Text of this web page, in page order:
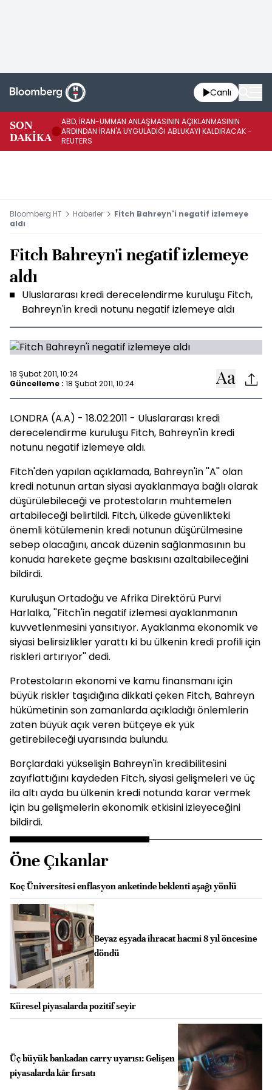
Canlı
SON
DAKİKA
ABD, İRAN-UMMAN ANLAŞMASININ AÇIKLANMASININ
ARDINDAN İRAN'A UYGULADIĞI ABLUKAYI KALDIRACAK -
REUTERS
Bloomberg HT Haberler
Fitch Bahreyn'i negatif izlemeye
aldı
Fitch Bahreyn'i negatif izlemeye
aldı
Uluslararası kredi derecelendirme kuruluşu Fitch,
Bahreyn'in kredi notunu negatif izlemeye aldı
18 Şubat 2011, 10:24
Güncelleme : 18 Şubat 2011, 10:24
LONDRA (A.A) - 18.02.2011 - Uluslararası kredi
derecelendirme kuruluşu Fitch, Bahreyn'in kredi
notunu negatif izlemeye aldı.
Fitch'den yapılan açıklamada, Bahreyn'in ''A'' olan
kredi notunun artan siyasi ayaklanmaya bağlı olarak
düşürülebileceği ve protestoların muhtemelen
artabileceği belirtildi. Fitch, ülkede güvenlikteki
önemli kötülemenin kredi notunun düşürülmesine
sebep olacağını, ancak düzenin sağlanmasının bu
konuda harekete geçme baskısını azaltabileceğini
bildirdi.
Kuruluşun Ortadoğu ve Afrika Direktörü Purvi
Harlalka, ''Fitch'in negatif izlemesi ayaklanmanın
kuvvetlenmesini yansıtıyor. Ayaklanma ekonomik ve
siyasi belirsizlikler yarattı ki bu ülkenin kredi profili için
riskleri artırıyor'' dedi.
Protestoların ekonomi ve kamu finansmanı için
büyük riskler taşıdığına dikkati çeken Fitch, Bahreyn
hükümetinin son zamanlarda açıkladığı önlemlerin
zaten büyük açık veren bütçeye ek yük
getirebileceği uyarısında bulundu.
Borçlardaki yükselişin Bahreyn'in kredibilitesini
zayıflattığını kaydeden Fitch, siyasi gelişmeleri ve üç
ila altı ayda bu ülkenin kredi notunda karar vermek
için bu gelişmelerin ekonomik etkisini izleyeceğini
bildirdi.
Öne Çıkanlar
Koç Üniversitesi enflasyon anketinde beklenti aşağı yönlü
Beyaz eşyada ihracat hacmi 8 yıl öncesine
döndü
Küresel piyasalarda pozitif seyir
Üç büyük bankadan carry uyarısı: Gelişen
piyasalarda kâr fırsatı